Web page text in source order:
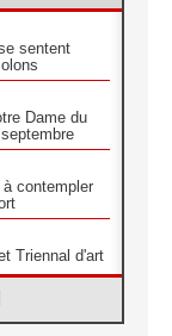
sentent
Dame du
contempler
Triennal d'art
religieuses